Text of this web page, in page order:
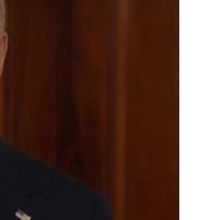
available